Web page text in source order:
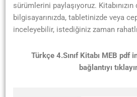
sürümlerini paylaşıyoruz.
bilgisayarınızda, tabletinizde veya
inceleyebilir, istediğiniz zaman
Türkçe 4.Sınıf Kitabı MEB pdf
bağlantıyı